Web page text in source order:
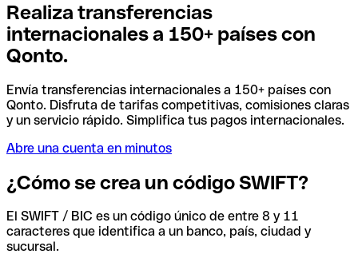
Realiza transferencias
internacionales a 150+ países con
Qonto.
Envía transferencias internacionales a 150+ países con
Qonto. Disfruta de tarifas competitivas, comisiones claras
y un servicio rápido. Simplifica tus pagos internacionales.
Abre una cuenta en minutos
¿Cómo se crea un código SWIFT?
El SWIFT / BIC es un código único de entre 8 y 11
caracteres que identifica a un banco, país, ciudad y
sucursal.